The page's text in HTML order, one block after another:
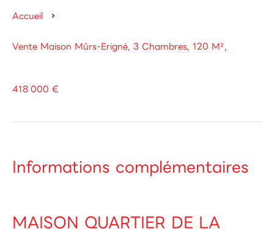
Accueil
Vente Maison Mûrs-Erigné, 3 Chambres, 120 M²,
418 000 €
Informations complémentaires
MAISON QUARTIER DE LA